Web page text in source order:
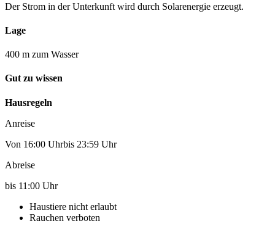
Der Strom in der Unterkunft wird durch Solarenergie erzeugt.
Lage
400 m zum Wasser
Gut zu wissen
Hausregeln
Anreise
Von 16:00 Uhrbis 23:59 Uhr
Abreise
bis 11:00 Uhr
Haustiere nicht erlaubt
Rauchen verboten